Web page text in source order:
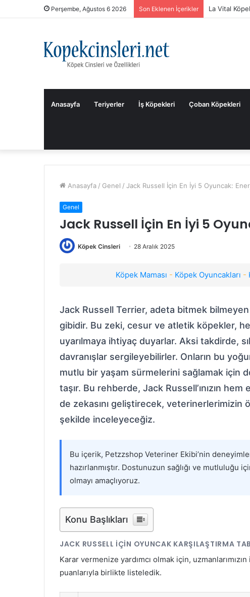
Perşembe, Ağustos 6 2026 Son Eklenen İçerikler La Vital
Anasayfa Teriyerler İş Köpekleri Çoban Köpekleri
Anasayfa / Genel / Jack Russell İçin En İyi 5 Oyuncak:
Genel
Jack Russell İçin En İyi 5
Köpek Cinsleri 28 Aralık 2025
Köpek Maması - Köpek Oyuncakları -
Jack Russell Terrier, adeta bitmek
gibidir. Bu zeki, cesur ve atletik köpekler,
uyarılmaya ihtiyaç duyarlar. Aksi takdirde,
davranışlar sergileyebilirler. Onların bu
mutlu bir yaşam sürmelerini sağlamak için
taşır. Bu rehberde, Jack Russell’ınızın
de zekasını geliştirecek, veterinerlerimizin
şekilde inceleyeceğiz.
Bu içerik, Petzzshop Veteriner Ekibi’nin
hazırlanmıştır. Dostunuzun sağlığı ve mutluluğu
olmayı amaçlıyoruz.
Konu Başlıkları
JACK RUSSELL İÇIN OYUNCAK KARŞILAŞTIRMA
Karar vermenize yardımcı olmak için,
puanlarıyla birlikte listeledik.